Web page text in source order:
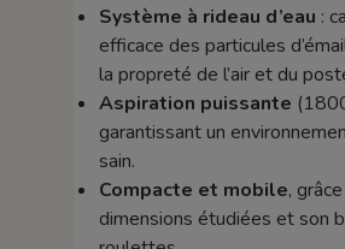
Système à rideau d’eau :
efficace des particules
la propreté de l’air et du
Aspiration puissante
garantissant un
sain.
Compacte et mobile,
dimensions étudiées et son